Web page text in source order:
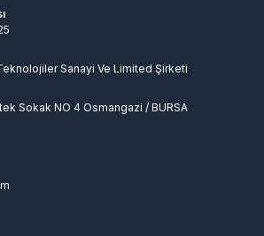
Sanayi Ve Limited Şirketi
Sokak NO 4 Osmangazi / BURSA